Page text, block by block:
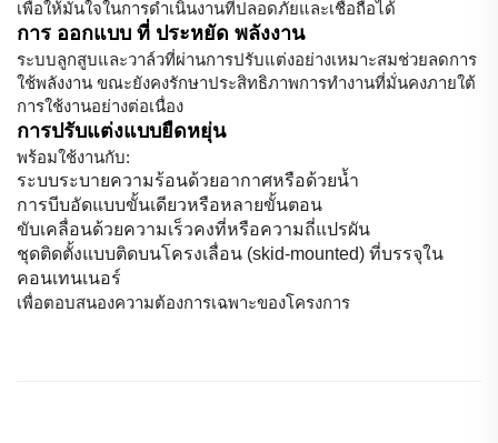
เพื่อให้มั่นใจในการดำเนินงานที่ปลอดภัยและเชื่อถือได้
การ ออกแบบ ที่ ประหยัด พลังงาน
ระบบลูกสูบและวาล์วที่ผ่านการปรับแต่งอย่างเหมาะสมช่วยลดการ
ใช้พลังงาน ขณะยังคงรักษาประสิทธิภาพการทำงานที่มั่นคงภายใต้
การใช้งานอย่างต่อเนื่อง
การปรับแต่งแบบยืดหยุ่น
พร้อมใช้งานกับ:
ระบบระบายความร้อนด้วยอากาศหรือด้วยน้ำ
การบีบอัดแบบขั้นเดียวหรือหลายขั้นตอน
ขับเคลื่อนด้วยความเร็วคงที่หรือความถี่แปรผัน
ชุดติดตั้งแบบติดบนโครงเลื่อน (skid-mounted) ที่บรรจุใน
คอนเทนเนอร์
เพื่อตอบสนองความต้องการเฉพาะของโครงการ